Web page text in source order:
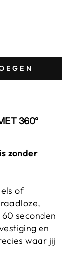
360°
zonder
of
seconden
en
waar jij